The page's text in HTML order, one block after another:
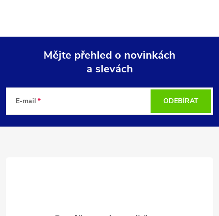
p
Mějte přehled o novinkách
a slevách
E-mail ODEBÍRAT